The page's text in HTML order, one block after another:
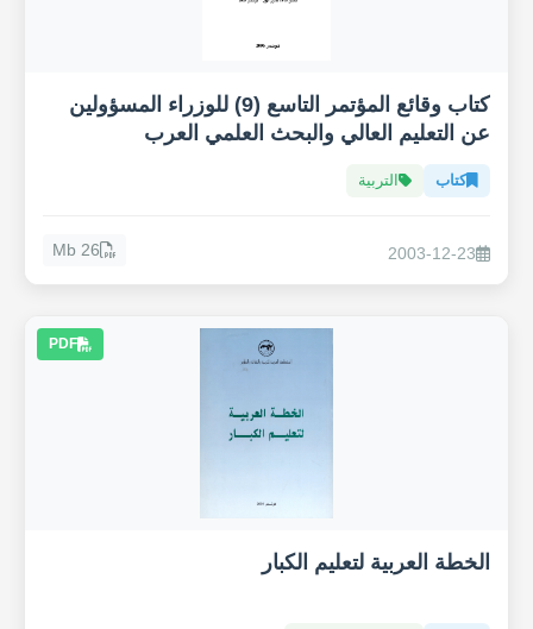
كتاب وقائع المؤتمر التاسع (9) للوزراء المسؤولين
عن التعليم العالي والبحث العلمي العرب
كتاب التربية
2003-12-23
26 Mb
PDF
الخطة العربية لتعليم الكبار